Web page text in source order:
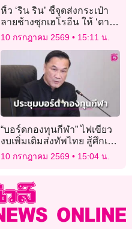
หิ้ว ‘ริน ริน’ ชี้จุดส่งกระเป๋า
ลายช้างซุกเฮโรอีน ให้ ‘ดา’
เจ้าของไลน์ ‘Rose Rose’
10 กรกฎาคม 2569 15:11 น.
“บอร์ดกองทุนกีฬา” ไฟเขียว
งบเพิ่มเติมส่งทัพไทย สู้ศึกเอ
เชียนเกมส์ 2026 รวม 131
ล้านบาท
10 กรกฎาคม 2569 15:04 น.